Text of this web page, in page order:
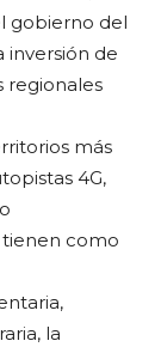
gobierno del
inversión de
regionales
más
4G,
como
la